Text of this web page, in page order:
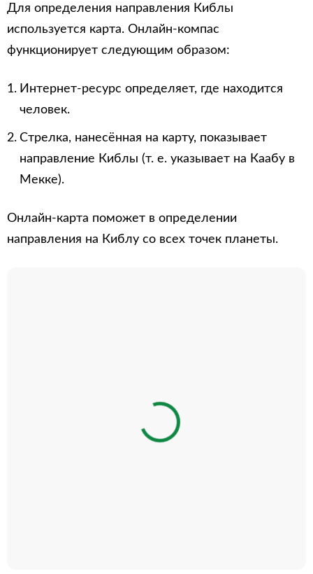
Для определения направления Киблы
используется карта. Онлайн-компас
функционирует следующим образом:
Интернет-ресурс определяет, где находится
человек.
Стрелка, нанесённая на карту, показывает
направление Киблы (т. е. указывает на Каабу в
Мекке).
Онлайн-карта поможет в определении
направления на Киблу со всех точек планеты.